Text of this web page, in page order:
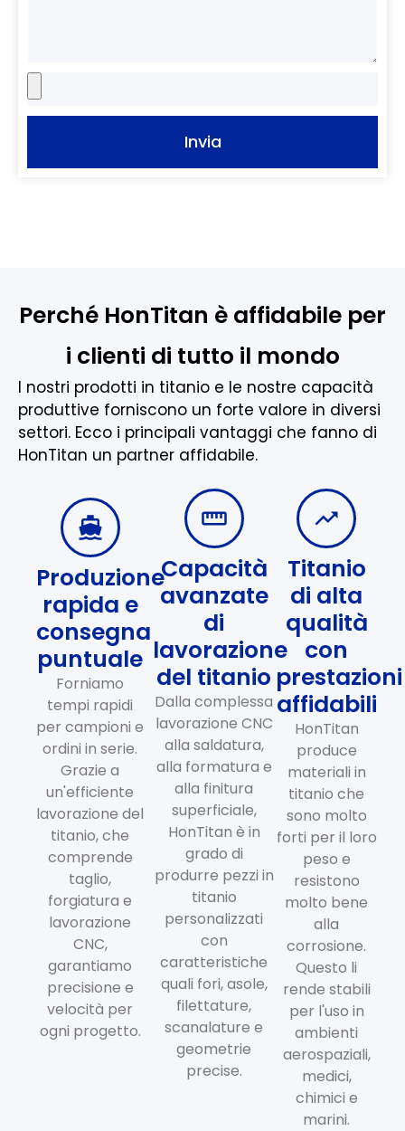
Invia
Perché HonTitan è affidabile per
i clienti di tutto il mondo
I nostri prodotti in titanio e le nostre capacità
produttive forniscono un forte valore in diversi
settori. Ecco i principali vantaggi che fanno di
HonTitan un partner affidabile.
Produzione
rapida e
consegna
puntuale
Forniamo
tempi rapidi
per campioni e
ordini in serie.
Grazie a
un'efficiente
lavorazione del
titanio, che
comprende
taglio,
forgiatura e
lavorazione
CNC,
garantiamo
precisione e
velocità per
ogni progetto.
Capacità
avanzate
di
lavorazione
del titanio
Dalla complessa
lavorazione CNC
alla saldatura,
alla formatura e
alla finitura
superficiale,
HonTitan è in
grado di
produrre pezzi in
titanio
personalizzati
con
caratteristiche
quali fori, asole,
filettature,
scanalature e
geometrie
precise.
Titanio
di alta
qualità
con
prestazioni
affidabili
HonTitan
produce
materiali in
titanio che
sono molto
forti per il loro
peso e
resistono
molto bene
alla
corrosione.
Questo li
rende stabili
per l'uso in
ambienti
aerospaziali,
medici,
chimici e
marini.